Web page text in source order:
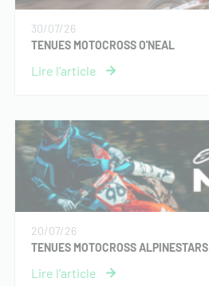
30/07/26
TENUES MOTOCROSS O'NEAL
20/07/26
TENUES MOTOCROSS ALPINESTARS